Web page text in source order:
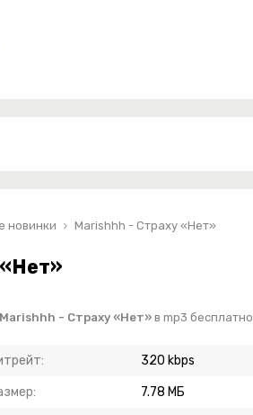
новинки Marishhh - Страху «Нет»
- Страху «Нет» в mp3 бесплатно
320 kbps
7.78 МБ